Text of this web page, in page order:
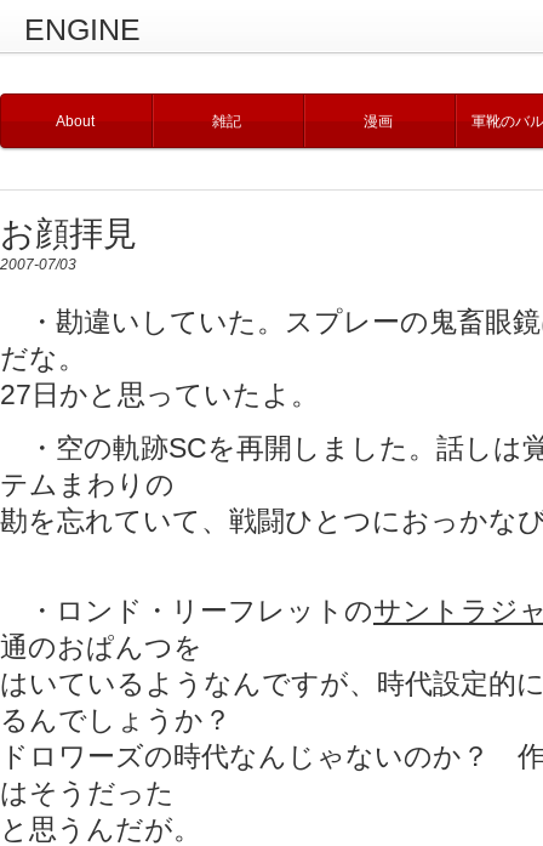
ENGINE
About 雑記 漫画 軍靴のバ
お顔拝見
2007-07/03
・勘違いしていた。スプレーの鬼畜眼
だな。
27日かと思っていたよ。
・空の軌跡SCを再開しました。話しは
テムまわりの
勘を忘れていて、戦闘ひとつにおっかな
・ロンド・リーフレットのサントラジ
通のおぱんつを
はいているようなんですが、時代設定的
るんでしょうか？
ドロワーズの時代なんじゃないのか？
はそうだった
と思うんだが。